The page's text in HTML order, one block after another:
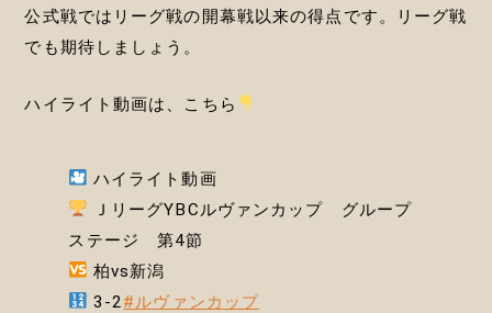
公式戦ではリーグ戦の開幕戦以来の得点です。リーグ戦
でも期待しましょう。
ハイライト動画は、こちら
ハイライト動画
ＪリーグYBCルヴァンカップ グループ
ステージ 第4節
柏vs新潟
3-2#ルヴァンカップ